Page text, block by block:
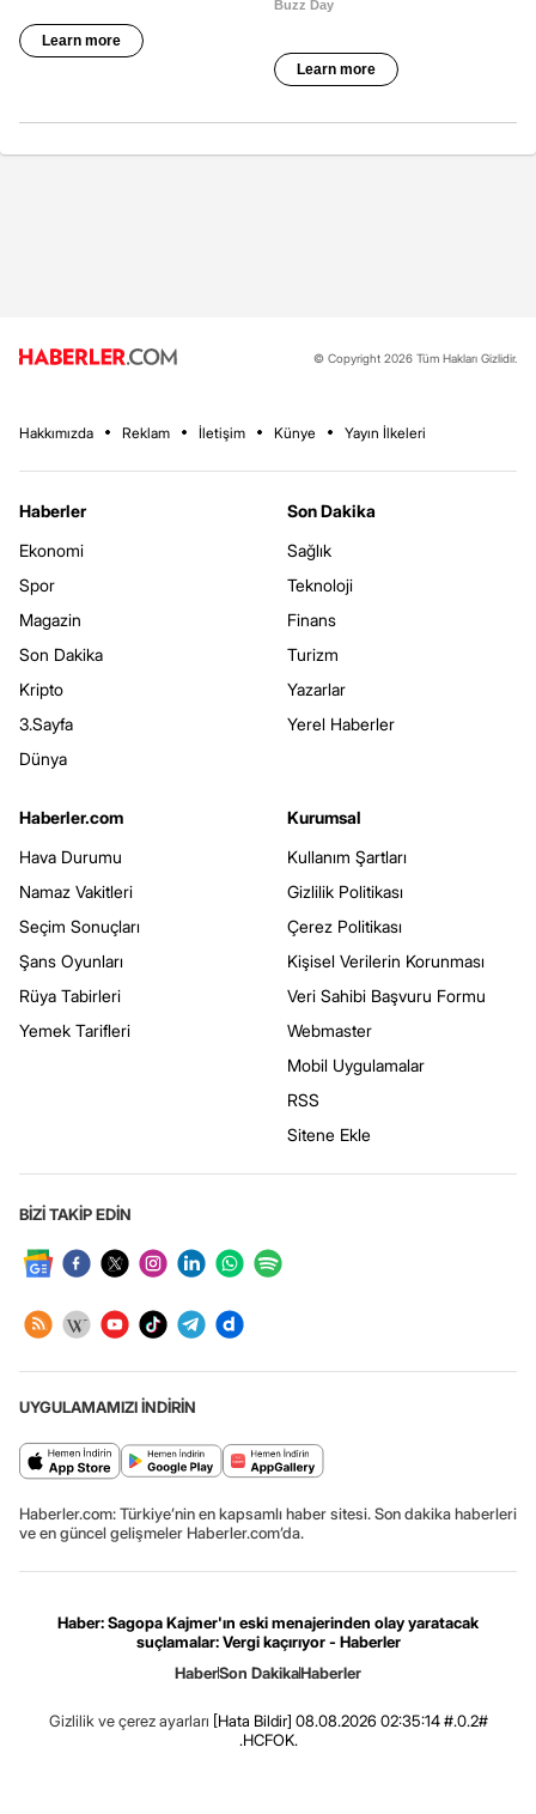
© Copyright 2026 Tüm Hakları Gizlidir.
Hakkımızda Reklam İletişim Künye Yayın İlkeleri
Haberler
Ekonomi
Spor
Magazin
Son Dakika
Kripto
3.Sayfa
Dünya
Son Dakika
Sağlık
Teknoloji
Finans
Turizm
Yazarlar
Yerel Haberler
Haberler.com
Hava Durumu
Namaz Vakitleri
Seçim Sonuçları
Şans Oyunları
Rüya Tabirleri
Yemek Tarifleri
Kurumsal
Kullanım Şartları
Gizlilik Politikası
Çerez Politikası
Kişisel Verilerin Korunması
Veri Sahibi Başvuru Formu
Webmaster
Mobil Uygulamalar
RSS
Sitene Ekle
BİZİ TAKİP EDİN
UYGULAMAMIZI İNDİRİN
Haberler.com: Türkiye’nin en kapsamlı haber sitesi. Son dakika haberleri
ve en güncel gelişmeler Haberler.com’da.
Haber: Sagopa Kajmer'ın eski menajerinden olay yaratacak
suçlamalar: Vergi kaçırıyor - Haberler
HaberSon DakikaHaberler
Gizlilik ve çerez ayarları [Hata Bildir] 08.08.2026 02:35:14 #.0.2#
.HCFOK.